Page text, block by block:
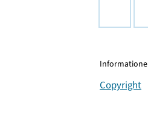
Copyright